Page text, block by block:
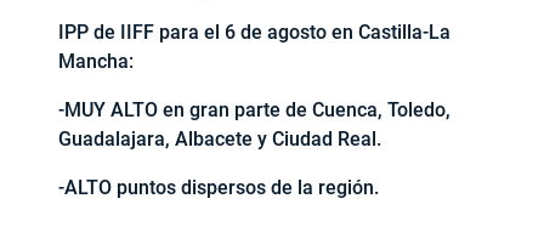
IPP de IIFF para el 6 de agosto en Castilla-La
Mancha:
-MUY ALTO en gran parte de Cuenca, Toledo,
Guadalajara, Albacete y Ciudad Real.
-ALTO puntos dispersos de la región.